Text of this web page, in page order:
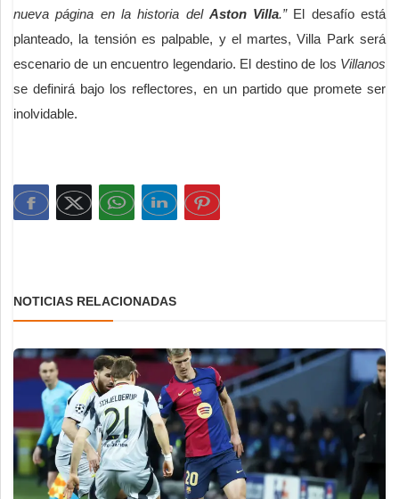
nueva página en la historia del Aston Villa.”El desafío está
planteado, la tensión es palpable, y el martes, Villa Park será
escenario de un encuentro legendario. El destino de los Villanos
se definirá bajo los reflectores, en un partido que promete ser
inolvidable.
NOTICIAS RELACIONADAS